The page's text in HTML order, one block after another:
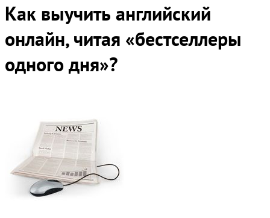
Как выучить английский
онлайн, читая «бестселлеры
одного дня»?